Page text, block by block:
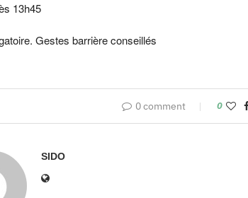
13h45
Gestes barrière conseillés
0 comment 0
SIDO